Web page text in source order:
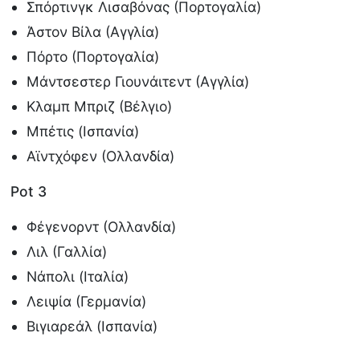
Σπόρτινγκ Λισαβόνας (Πορτογαλία)
Άστον Βίλα (Αγγλία)
Πόρτο (Πορτογαλία)
Μάντσεστερ Γιουνάιτεντ (Αγγλία)
Κλαμπ Μπριζ (Βέλγιο)
Μπέτις (Ισπανία)
Αϊντχόφεν (Ολλανδία)
Pot 3
Φέγενορντ (Ολλανδία)
Λιλ (Γαλλία)
Νάπολι (Ιταλία)
Λειψία (Γερμανία)
Βιγιαρεάλ (Ισπανία)